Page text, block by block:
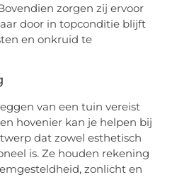
zorgen zij ervoor
door in topconditie blijft
en onkruid te
van een tuin vereist
hovenier kan je helpen bij
dat zowel esthetisch
is. Ze houden rekening
zonlicht en